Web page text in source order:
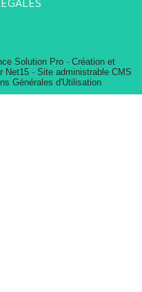
Solution Pro- Création et
Net15- Site administrable CMS
Générales d'Utilisation